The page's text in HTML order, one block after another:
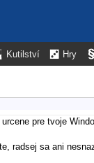
Kutilství Hry
pre tvoje
radsej sa ani